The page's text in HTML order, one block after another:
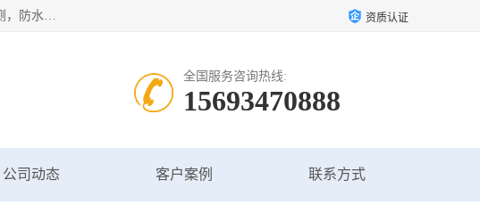
甘肃科探管道工程有限公司成立于2019年，注册地位于甘肃省兰州市。经营范围包括管道安装、清洗、疏通、维修、检测，防水工程，工程钻孔，化粪池清理，暖气安装，给排水管道安装维修，室内外管道如消防、供水、供热管道漏水检测定位，室内外防水堵漏等。 资质认证
全国服务咨询热线:
15693470888
公司动态 客户案例 联系方式